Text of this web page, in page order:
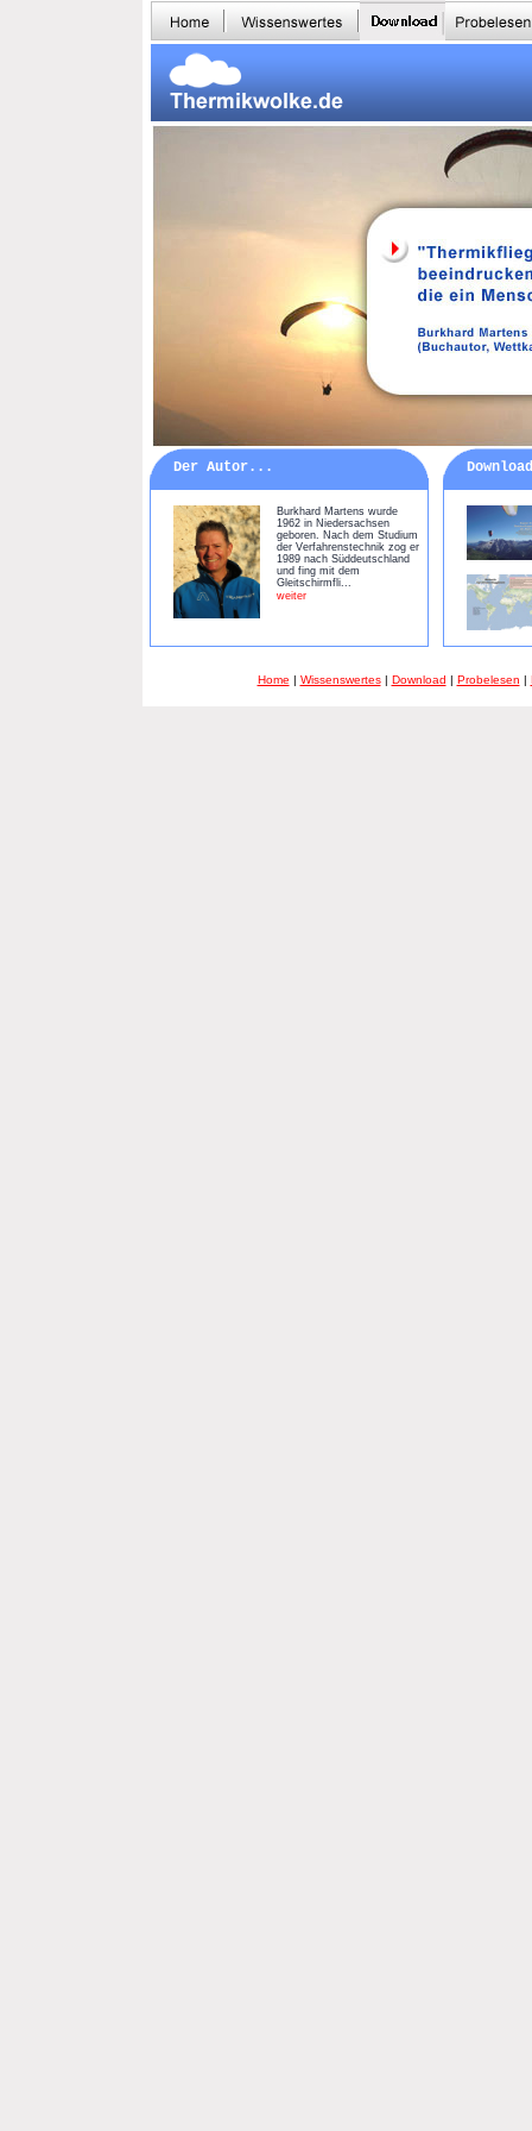
Der Autor...
Burkhard Martens wurde
1962 in Niedersachsen
geboren. Nach dem Studium
der Verfahrenstechnik zog er
1989 nach Süddeutschland
und fing mit dem
Gleitschirmfli...
weiter
Home | Wissenswertes| Download | Probelesen |